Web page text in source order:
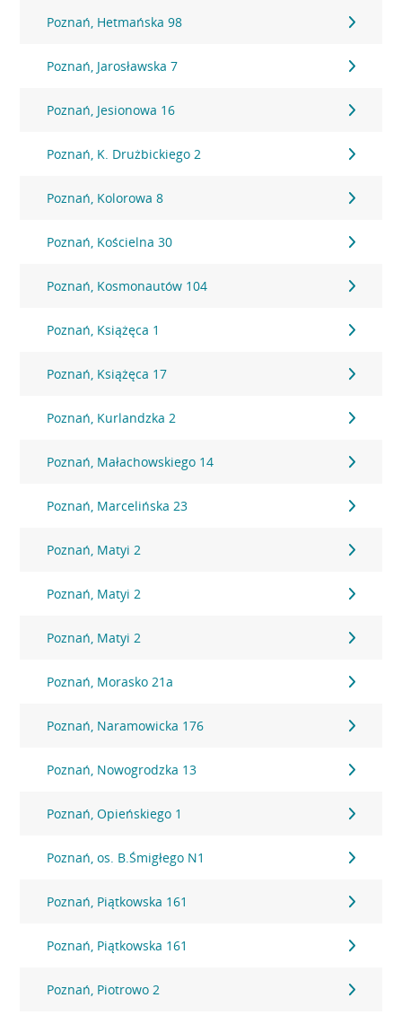
Poznań, Hetmańska 98
Poznań, Jarosławska 7
Poznań, Jesionowa 16
Poznań, K. Drużbickiego 2
Poznań, Kolorowa 8
Poznań, Kościelna 30
Poznań, Kosmonautów 104
Poznań, Książęca 1
Poznań, Książęca 17
Poznań, Kurlandzka 2
Poznań, Małachowskiego 14
Poznań, Marcelińska 23
Poznań, Matyi 2
Poznań, Matyi 2
Poznań, Matyi 2
Poznań, Morasko 21a
Poznań, Naramowicka 176
Poznań, Nowogrodzka 13
Poznań, Opieńskiego 1
Poznań, os. B.Śmigłego N1
Poznań, Piątkowska 161
Poznań, Piątkowska 161
Poznań, Piotrowo 2